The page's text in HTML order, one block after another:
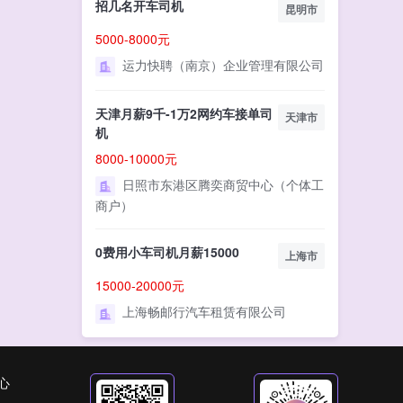
招几名开车司机 昆明市
5000-8000元
运力快聘（南京）企业管理有限公司
天津月薪9千-1万2网约车接单司
机
天津市
8000-10000元
日照市东港区腾奕商贸中心（个体工
商户）
0费用小车司机月薪15000 上海市
15000-20000元
上海畅邮行汽车租赁有限公司